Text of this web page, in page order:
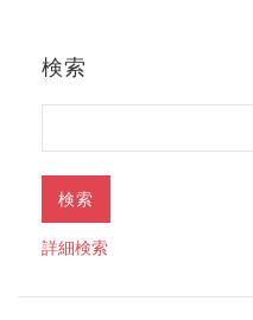
検索
詳細検索